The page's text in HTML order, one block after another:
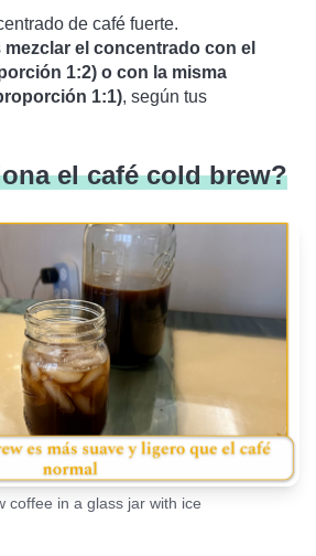
de café fuerte.
mezclar el concentrado con el
1:2) o con la misma
1:1), según tus
el café cold brew?
coffee in a glass jar with ice